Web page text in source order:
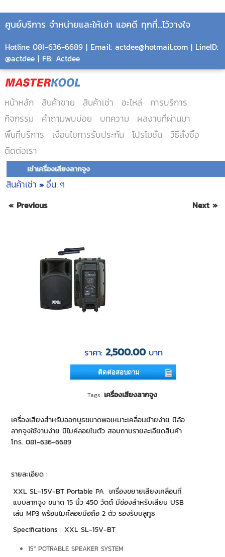
ศูนย์บริการ จำหน่ายและให้เช่า แอคดี ทุกที่...ไว้วางใจ
Hotline 081-636-6689 | Email: actdee@hotmail.com | LineID:
@actdee | FB: Actdee
หน้าหลัก สินค้าขาย สินค้าเช่า อะไหล่
การบริการ
กิจกรรม
คำถามพบบ่อย บทความ
ผลงานที่ผ่านมา
พื้นที่บริการ
เงื่อนไขการรับประกัน โปรโมชั่น
วิธีสั่งซื้อ
ติดต่อเรา
เช่าเครื่องเสียงลากจูง
สินค้าเช่า »อื่น ๆ
« Previous Next »
ราคา: 2,500.00 บาท
Tags: เครื่องเสียงลากจูง
เครื่องเสียงสำหรับออกบูธขนาดพอเหมาะเคลื่อนย้ายง่าย มีล้อ
ลากจูงใช้งานง่าย มีไมค์ลอยในตัว สอบถามรายละเอียดสินค้า
โทร. 081-636-6689
รายละเอียด :
XXL SL-15V-BT Portable PA เครื่องขยายเสียงเคลื่อนที่
แบบลากจูง ขนาด 15 นิ้ว 450 วัตต์ มีช่องสำหรับเสียบ USB
เล่น MP3 พร้อมไมค์ลอยมือถือ 2 ตัว รองรับบลูทูธ
Specifications : XXL SL-15V-BT
15" POTRABLE SPEAKER SYSTEM